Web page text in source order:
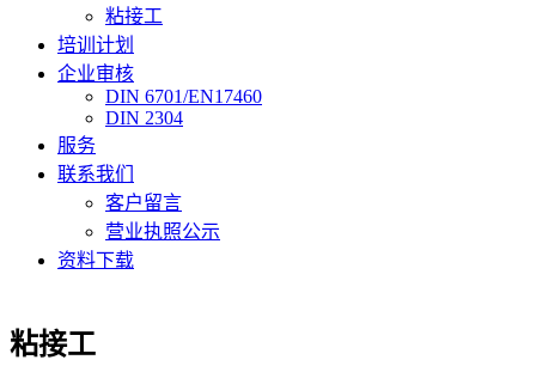
粘接工
培训计划
企业审核
DIN 6701/EN17460
DIN 2304
服务
联系我们
客户留言
营业执照公示
资料下载
粘接工